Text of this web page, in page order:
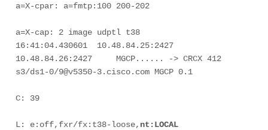
a=X-cpar: a=fmtp:100 200-202
a=X-cap: 2 image udptl t38
16:41:04.430601  10.48.84.25:2427
10.48.84.26:2427     MGCP...... -> CRCX 412
s3/ds1-0/9@v5350-3.cisco.com MGCP 0.1
C: 39
L: e:off,fxr/fx:t38-loose, nt:LOCAL